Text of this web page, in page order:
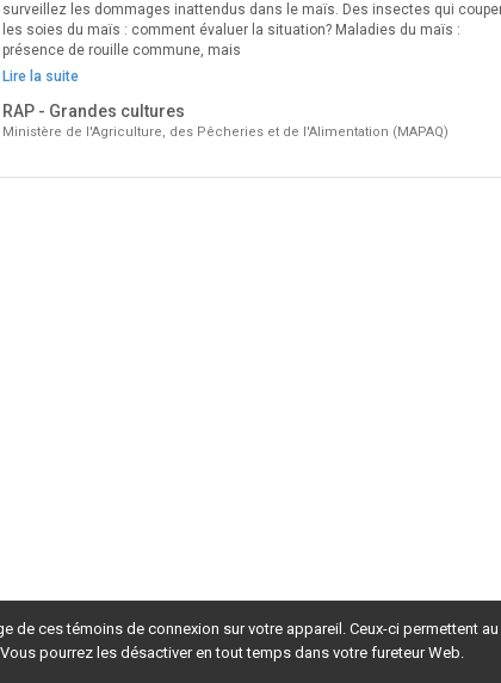
surveillez les dommages inattendus dans le maïs. Des insectes qui
les soies du maïs : comment évaluer la situation? Maladies du maïs :
présence de rouille commune, mais
Lire la suite
RAP - Grandes cultures
Ministère de l'Agriculture, des Pêcheries et de l'Alimentation (MAPAQ)
de ces témoins de connexion sur votre appareil. Ceux-ci permettent au
pourrez les désactiver en tout temps dans votre fureteur Web.